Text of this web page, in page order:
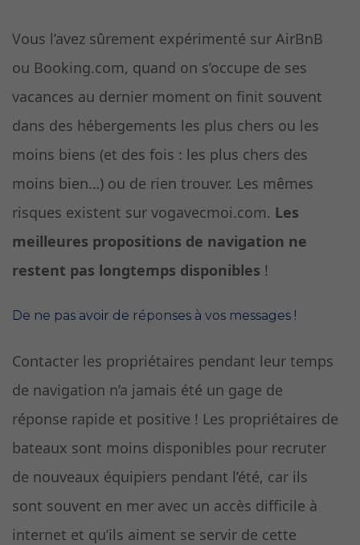
Vous l’avez sûrement expérimenté sur AirBnB
ou Booking.com, quand on s’occupe de ses
vacances au dernier moment on finit souvent
dans des hébergements les plus chers ou les
moins biens (et des fois : les plus chers des
moins bien…) ou de rien trouver. Les mêmes
risques existent sur vogavecmoi.com. Les
meilleures propositions de navigation ne
restent pas longtemps disponibles !
De ne pas avoir de réponses à vos messages !
Contacter les propriétaires pendant leur temps
de navigation n’a jamais été un gage de
réponse rapide et positive ! Les propriétaires de
bateaux sont moins disponibles pour recruter
de nouveaux équipiers pendant l’été, car ils
sont souvent en mer avec un accès difficile à
internet et qu’ils aiment se servir de cette